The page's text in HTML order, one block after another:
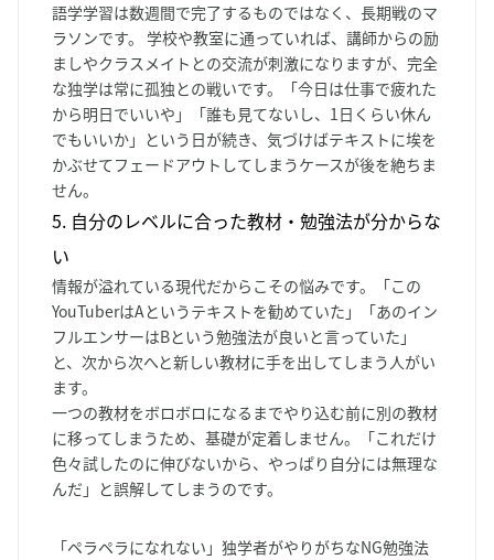
語学学習は数週間で完了するものではなく、長期戦のマ
ラソンです。 学校や教室に通っていれば、講師からの励
ましやクラスメイトとの交流が刺激になりますが、完全
な独学は常に孤独との戦いです。「今日は仕事で疲れた
から明日でいいや」「誰も見てないし、1日くらい休ん
でもいいか」という日が続き、気づけばテキストに埃を
かぶせてフェードアウトしてしまうケースが後を絶ちま
せん。
5. 自分のレベルに合った教材・勉強法が分からな
い
情報が溢れている現代だからこその悩みです。「この
YouTuberはAというテキストを勧めていた」「あのイン
フルエンサーはBという勉強法が良いと言っていた」
と、次から次へと新しい教材に手を出してしまう人がい
ます。
一つの教材をボロボロになるまでやり込む前に別の教材
に移ってしまうため、基礎が定着しません。「これだけ
色々試したのに伸びないから、やっぱり自分には無理な
んだ」と誤解してしまうのです。
「ペラペラになれない」独学者がやりがちなNG勉強法